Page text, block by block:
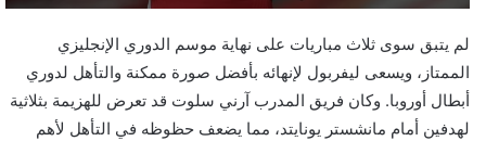
و
ن
ي
ا
لم يتبق سوى ثلاث مباريات على نهاية موسم الدوري الإنجليزي
الممتاز، ويسعى ليفربول لإنهائه بأفضل صورة ممكنة والتأهل لدوري
أبطال أوروبا. وكان فريق المدرب آرني سلوت قد تعرض للهزيمة بثلاثية
لهدفين أمام مانشستر يونايتد، مما يضعف حظوظه في التأهل لأهم